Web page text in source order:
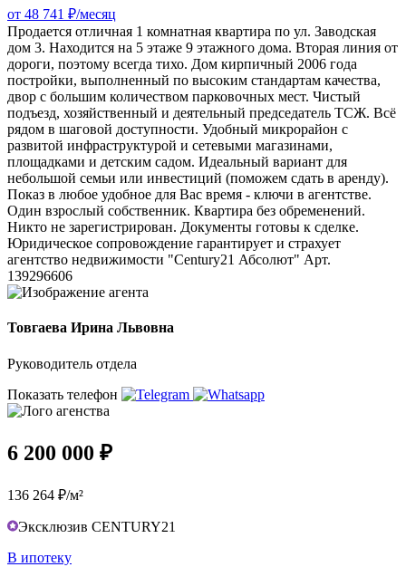
от 48 741 ₽/месяц
Продается отличная 1 комнатная квартира по ул. Заводская
дом 3. Находится на 5 этаже 9 этажного дома. Вторая линия от
дороги, поэтому всегда тихо. Дом кирпичный 2006 года
постройки, выполненный по высоким стандартам качества,
двор с большим количеством парковочных мест. Чистый
подъезд, хозяйственный и деятельный председатель ТСЖ. Всё
рядом в шаговой доступности. Удобный микрорайон с
развитой инфраструктурой и сетевыми магазинами,
площадками и детским садом. Идеальный вариант для
небольшой семьи или инвестиций (поможем сдать в аренду).
Показ в любое удобное для Вас время - ключи в агентстве.
Один взрослый собственник. Квартира без обременений.
Никто не зарегистрирован. Документы готовы к сделке.
Юридическое сопровождение гарантирует и страхует
агентство недвижимости "Century21 Абсолют" Арт.
139296606
Товгаева Ирина Львовна
Руководитель отдела
Показать телефон
6 200 000 ₽
136 264 ₽/м²
Эксклюзив CENTURY21
В ипотеку